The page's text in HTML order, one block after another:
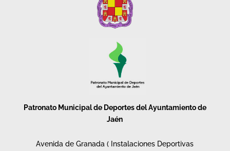
Patronato Municipal de Deportes del Ayuntamiento de
Jaén
Avenida de Granada ( Instalaciones Deportivas